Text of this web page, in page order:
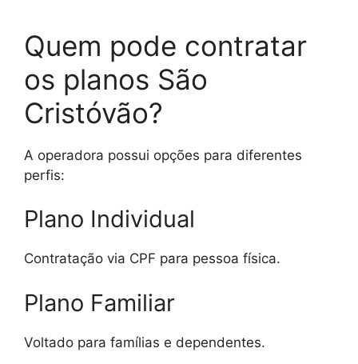
Quem pode contratar
os planos São
Cristóvão?
A operadora possui opções para diferentes
perfis:
Plano Individual
Contratação via CPF para pessoa física.
Plano Familiar
Voltado para famílias e dependentes.